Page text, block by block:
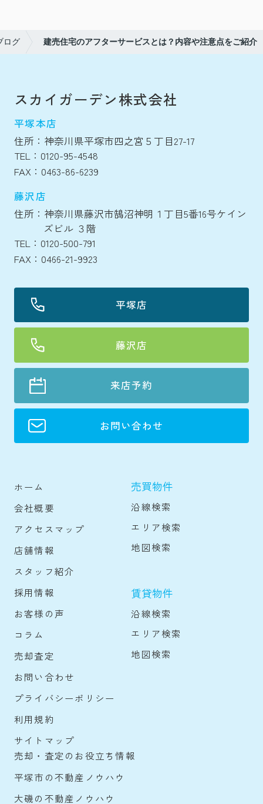
ログ 建売住宅のアフターサービスとは？内容や注意点をご紹介
スカイガーデン株式会社
平塚本店
住所：神奈川県平塚市四之宮５丁目27-17
TEL：0120-95-4548
FAX：0463-86-6239
藤沢店
住所：神奈川県藤沢市鵠沼神明１丁目5番16号ケイン
ズビル ３階
TEL：0120-500-791
FAX：0466-21-9923
平塚店
藤沢店
来店予約
お問い合わせ
ホーム
会社概要
アクセスマップ
店舗情報
スタッフ紹介
採用情報
お客様の声
コラム
売却査定
お問い合わせ
プライバシーポリシー
利用規約
サイトマップ
売買物件
沿線検索
エリア検索
地図検索
賃貸物件
沿線検索
エリア検索
地図検索
売却・査定のお役立ち情報
平塚市の不動産ノウハウ
大磯の不動産ノウハウ